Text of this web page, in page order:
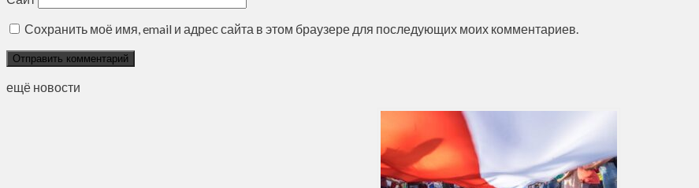
Сохранить моё имя, email и адрес сайта в этом браузере для последующих моих комментариев.
ещё новости